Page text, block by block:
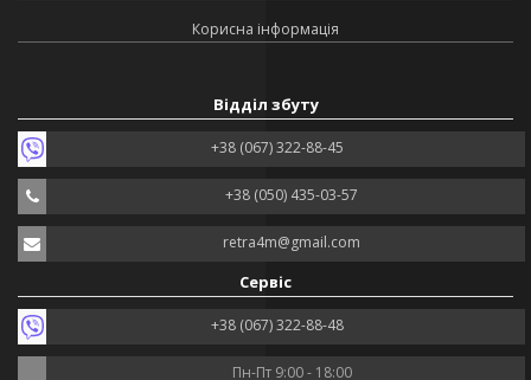
Корисна інформація
Відділ збуту
+38 (067) 322-88-45
+38 (050) 435-03-57
retra4m@gmail.com
Сервіс
+38 (067) 322-88-48
Пн-Пт 9:00 - 18:00